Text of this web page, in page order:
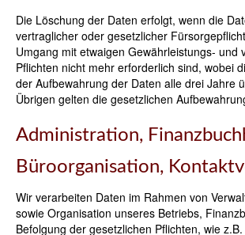
Die Löschung der Daten erfolgt, wenn die
vertraglicher oder gesetzlicher
Umgang mit etwaigen Gewährleistungs- und
Pflichten nicht mehr erforderlich sind, wobei
der Aufbewahrung der Daten alle drei Jahre
Übrigen gelten die gesetzlichen
Administration,
Büroorganisation,
Wir verarbeiten Daten im Rahmen von
sowie Organisation unseres Betriebs,
Befolgung der gesetzlichen Pflichten, wie